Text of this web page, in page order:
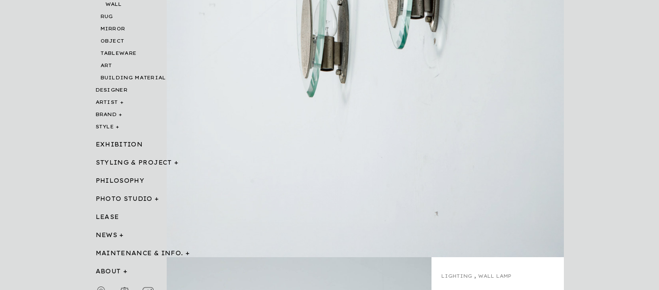
WALL
RUG
MIRROR
OBJECT
TABLEWARE
ART
BUILDING MATERIAL
DESIGNER
ARTIST
BRAND
STYLE
EXHIBITION
STYLING & PROJECT
PHILOSOPHY
PHOTO STUDIO
LEASE
NEWS
MAINTENANCE & INFO.
ABOUT
LIGHTING, WALL LAMP